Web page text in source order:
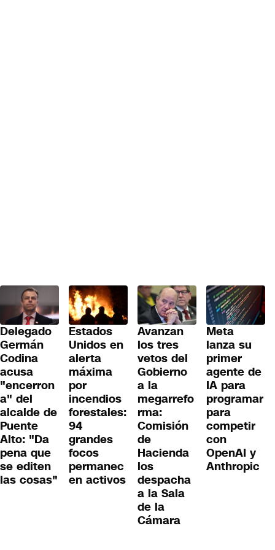
Delegado
Germán
Codina
acusa
"encerron
a" del
alcalde de
Puente
Alto: "Da
pena que
se editen
las cosas"
Estados
Unidos en
alerta
máxima
por
incendios
forestales:
94
grandes
focos
permanec
en activos
Avanzan
los tres
vetos del
Gobierno
a la
megarrefo
rma:
Comisión
de
Hacienda
los
despacha
a la Sala
de la
Cámara
Meta
lanza su
primer
agente de
IA para
programar
para
competir
con
OpenAI y
Anthropic